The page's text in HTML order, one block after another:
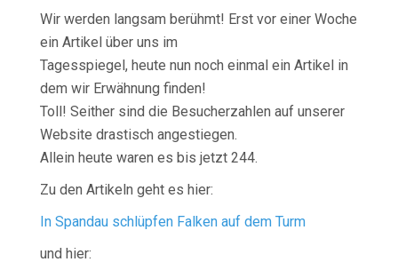
Wir werden langsam berühmt! Erst vor einer Woche
ein Artikel über uns im
Tagesspiegel, heute nun noch einmal ein Artikel in
dem wir Erwähnung finden!
Toll! Seither sind die Besucherzahlen auf unserer
Website drastisch angestiegen.
Allein heute waren es bis jetzt 244.
Zu den Artikeln geht es hier:
In Spandau schlüpfen Falken auf dem Turm
und hier: